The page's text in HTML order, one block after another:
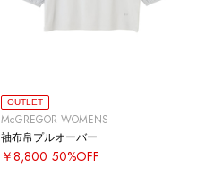
OUTLET
McGREGOR WOMENS
袖布帛プルオーバー
￥8,800 50%OFF